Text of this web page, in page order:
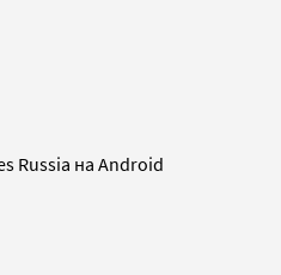
Russia на Android